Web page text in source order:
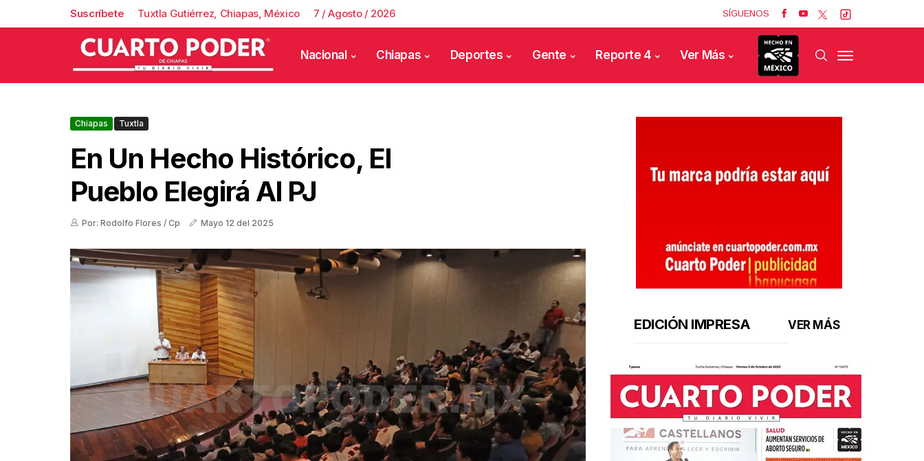
Suscríbete Tuxtla Gutiérrez, Chiapas, México 7 / Agosto / 2026 SÍGUENOS
Nacional Chiapas Deportes Gente Reporte 4 Ver Más
Chiapas Tuxtla
En Un Hecho Histórico, El
Pueblo Elegirá Al PJ
Por: Rodolfo Flores / Cp Mayo 12 del 2025
EDICIÓN IMPRESA VER MÁS